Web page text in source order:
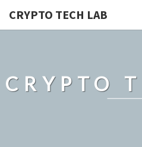
CRYPTO TECH LAB
CRYPTO